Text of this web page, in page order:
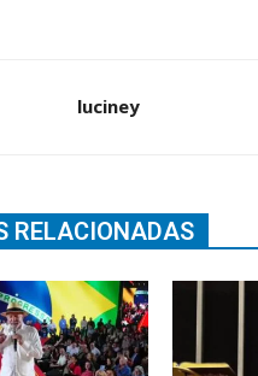
luciney
RELACIONADAS